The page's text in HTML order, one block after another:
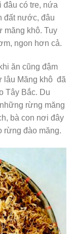
đâu có tre, nứa
đất nước, đâu
măng khô. Tuy
ngon hơn cả.
ăn cũng đậm
lâu Măng khô đã
Tây Bắc. Du
rừng măng
bà con nơi đây
rừng đào măng.